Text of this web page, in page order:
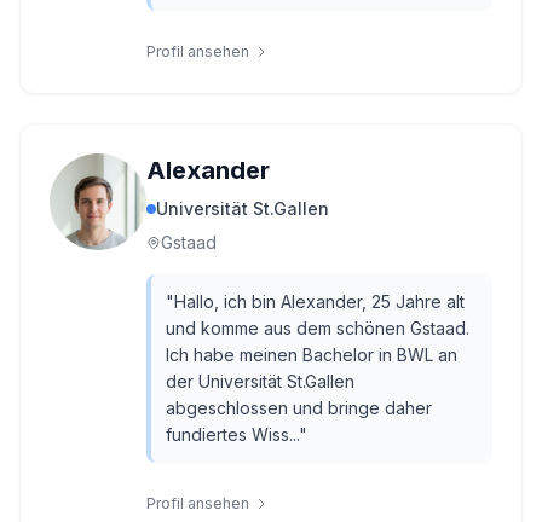
Profil ansehen
Alexander
Universität St.Gallen
Gstaad
"Hallo, ich bin Alexander, 25 Jahre alt
und komme aus dem schönen Gstaad.
Ich habe meinen Bachelor in BWL an
der Universität St.Gallen
abgeschlossen und bringe daher
fundiertes Wiss..."
Profil ansehen